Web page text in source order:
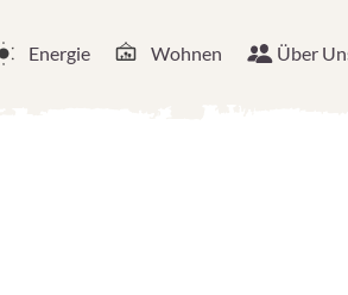
Energie Wohnen Über